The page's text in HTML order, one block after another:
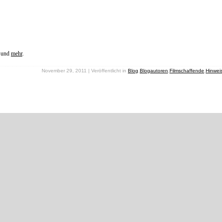
und mehr.
November 29, 2011 | Veröffentlicht in Blog Blogautoren Filmschaffende